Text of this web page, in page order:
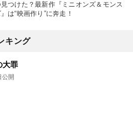
つけた？最新作『ミニオンズ＆モンス
は“映画作り”に奔走！
キング
大罪
開